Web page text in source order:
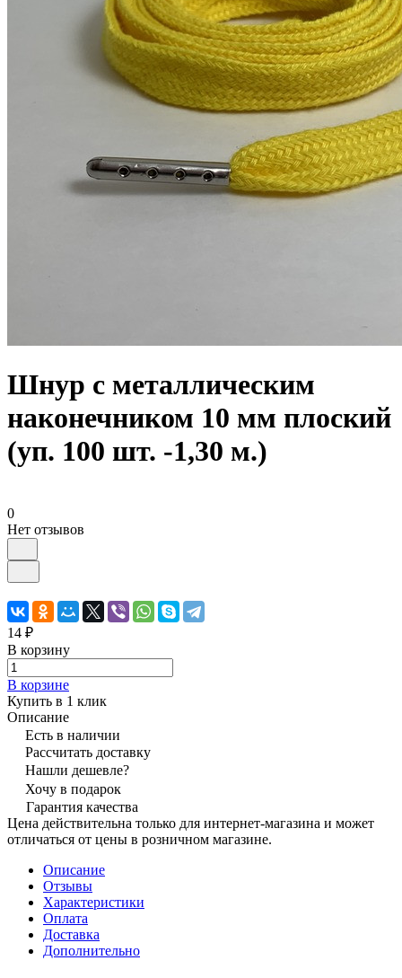
Шнур с металлическим
наконечником 10 мм плоский
(уп. 100 шт. -1,30 м.)
0
Нет отзывов
14 ₽
В корзину
В корзине
Купить в 1 клик
Описание
Есть в наличии
Рассчитать доставку
Нашли дешевле?
Хочу в подарок
Гарантия качества
Цена действительна только для интернет-магазина и может
отличаться от цены в розничном магазине.
Описание
Отзывы
Характеристики
Оплата
Доставка
Дополнительно